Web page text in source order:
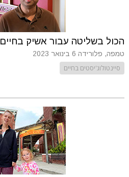
הכול בשליטה עבור אשיק בחיים
טמפה, פלורידה 6 בינואר 2023
סיינטולוג'יסטים בחיים